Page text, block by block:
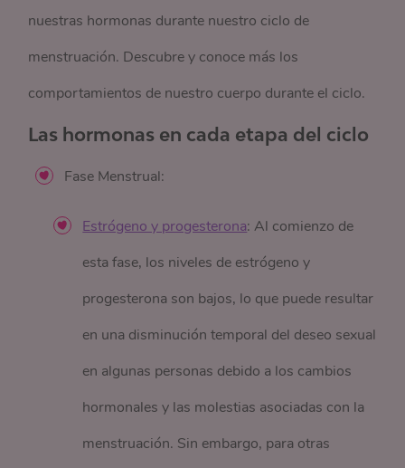
nuestras hormonas durante nuestro ciclo de
menstruación. Descubre y conoce más los
comportamientos de nuestro cuerpo durante el ciclo.
Las hormonas en cada etapa del ciclo
Fase Menstrual:
Estrógeno y progesterona: Al comienzo de
esta fase, los niveles de estrógeno y
progesterona son bajos, lo que puede resultar
en una disminución temporal del deseo sexual
en algunas personas debido a los cambios
hormonales y las molestias asociadas con la
menstruación. Sin embargo, para otras